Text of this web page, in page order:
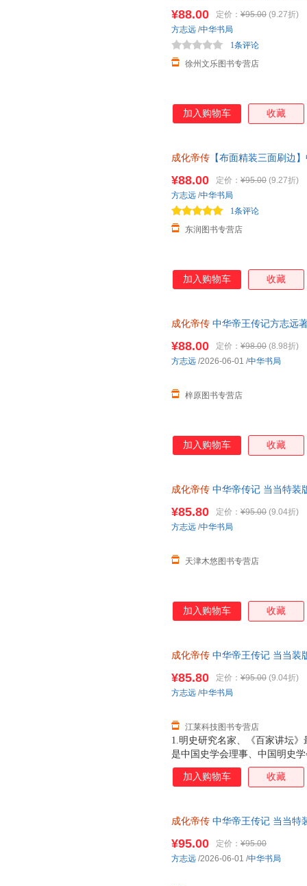
¥88.00 定价： ¥95.00 (9.27折)
徐州文乐图书专营店
1条评论
方志远 /中华书局
加入购物车 收藏
成化帝传 【布面精装三面刷边
¥88.00 定价： ¥95.00 (9.27折)
东润图书专营店
1条评论
方志远 /中华书局
加入购物车 收藏
成化帝传 中华帝王传记方志远
¥88.00 定价： ¥98.00 (8.98折)
梓原图书专营店
方志远 /2026-06-01 /中华书局
加入购物车 收藏
成化帝传 中华帝传记 当当特装
¥85.80 定价： ¥95.00 (9.04折)
天津木悠图书专营店
方志远 /中华书局
加入购物车 收藏
成化帝传 中华帝王传记 当当装
1.明史研究名家、《百家讲坛
是中国史学会理事、中国明史
迎的《百家讲坛》主讲人。他
帝这位 沉默的帝王 首次被完
理疾患者等不同身份与角色。
风气的大变，如消费习俗、邻
民文学等，成化时期已见其萌
¥85.80 定价： ¥95.00 (9.04折)
江莱科技图书专营店
方志远 /中华书局
加入购物车 收藏
成化帝传 中华帝王传记 当当特
¥95.00 定价： ¥95.00
方志远 /2026-06-01 /中华书局